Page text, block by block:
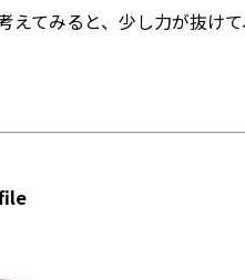
てみると、少し力が抜け